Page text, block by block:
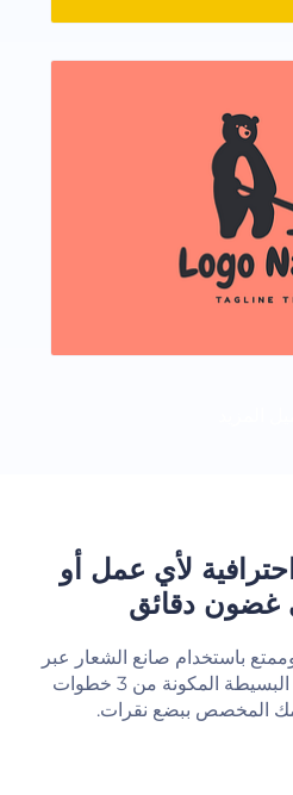
لأي عمل أو
دقائق
صانع الشعار عبر
الإنترنت. اتبع هذه العملية البسيطة المكونة من 3 خطوات
ببضع نقرات.‬